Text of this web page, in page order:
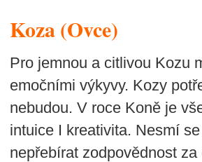
Koza (Ovce)
Pro jemnou a citlivou Kozu
emočními výkyvy. Kozy
nebudou. V roce Koně je
intuice I kreativita. Nesmí
nepřebírat zodpovědnost